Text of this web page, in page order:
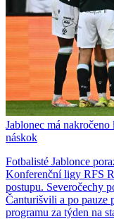
Jablonec má
náskok
Fotbalisté Jablonce
Konferenční ligy RFS
postupu. Severočechy
Čanturišvili a po pauze
programu za týden na